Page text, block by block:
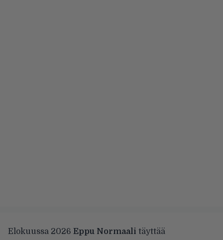
Elokuussa 2026 Eppu Normaali täyttää